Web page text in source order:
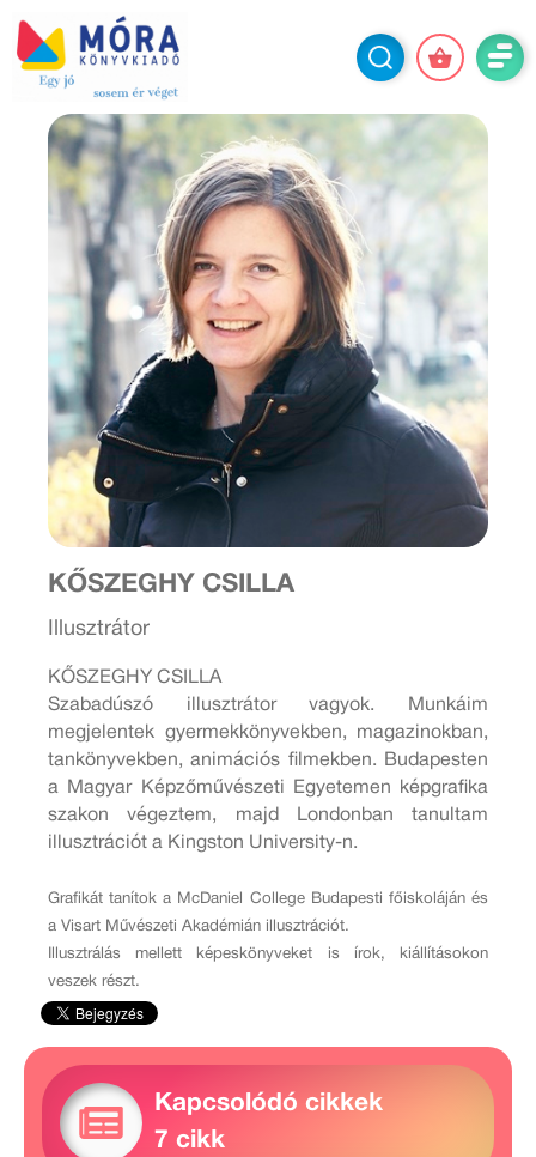
KŐSZEGHY CSILLA
Illusztrátor
KŐSZEGHY CSILLA
Szabadúszó illusztrátor vagyok. Munkáim
megjelentek gyermekkönyvekben, magazinokban,
tankönyvekben, animációs filmekben. Budapesten
a Magyar Képzőművészeti Egyetemen képgrafika
szakon végeztem, majd Londonban tanultam
illusztrációt a Kingston University-n.
Grafikát tanítok a McDaniel College Budapesti főiskoláján és
a Visart Művészeti Akadémián illusztrációt.
Illusztrálás mellett képeskönyveket is írok, kiállításokon
veszek részt.
Kapcsolódó cikkek
7 cikk